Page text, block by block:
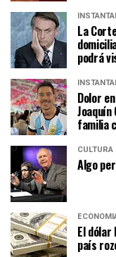
La
podrá
Dolor
familia
CULTURA
Algo
El dólar
país